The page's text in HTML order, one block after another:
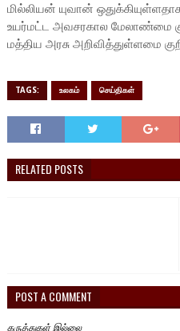
மில்லியன் யுவான்
உயர்மட்ட அவசரகால மேலாண்மை
மத்திய அரசு அறிவித்துள்ளமை
TAGS: உலகம் செய்திகள்
RELATED POSTS
POST A COMMENT
கருத்துகள் இல்லை